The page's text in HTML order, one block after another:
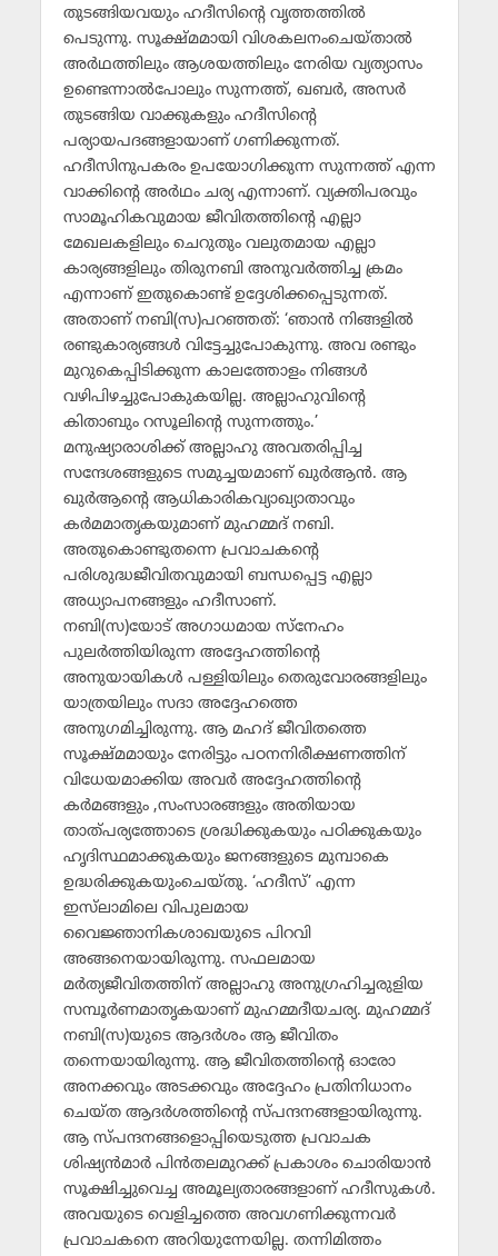
തുടങ്ങിയവയും ഹദീസിന്റെ വൃത്തത്തില്‍
പെടുന്നു. സൂക്ഷ്മമായി വിശകലനംചെയ്താല്‍
അര്‍ഥത്തിലും ആശയത്തിലും നേരിയ വ്യത്യാസം
ഉണ്ടെന്നാല്‍പോലും സുന്നത്ത്, ഖബര്‍, അസര്‍
തുടങ്ങിയ വാക്കുകളും ഹദീസിന്റെ
പര്യായപദങ്ങളായാണ് ഗണിക്കുന്നത്.
ഹദീസിനുപകരം ഉപയോഗിക്കുന്ന സുന്നത്ത് എന്ന
വാക്കിന്റെ അര്‍ഥം ചര്യ എന്നാണ്. വ്യക്തിപരവും
സാമൂഹികവുമായ ജീവിതത്തിന്റെ എല്ലാ
മേഖലകളിലും ചെറുതും വലുതമായ എല്ലാ
കാര്യങ്ങളിലും തിരുനബി അനുവര്‍ത്തിച്ച ക്രമം
എന്നാണ് ഇതുകൊണ്ട് ഉദ്ദേശിക്കപ്പെടുന്നത്.
അതാണ് നബി(സ)പറഞ്ഞത്: ‘ഞാന്‍ നിങ്ങളില്‍
രണ്ടുകാര്യങ്ങള്‍ വിട്ടേച്ചുപോകുന്നു. അവ രണ്ടും
മുറുകെപ്പിടിക്കുന്ന കാലത്തോളം നിങ്ങള്‍
വഴിപിഴച്ചുപോകുകയില്ല. അല്ലാഹുവിന്റെ
കിതാബും റസൂലിന്റെ സുന്നത്തും.’
മനുഷ്യാരാശിക്ക് അല്ലാഹു അവതരിപ്പിച്ച
സന്ദേശങ്ങളുടെ സമുച്ചയമാണ് ഖുര്‍ആന്‍. ആ
ഖുര്‍ആന്റെ ആധികാരികവ്യാഖ്യാതാവും
കര്‍മമാതൃകയുമാണ് മുഹമ്മദ് നബി.
അതുകൊണ്ടുതന്നെ പ്രവാചകന്റെ
പരിശുദ്ധജീവിതവുമായി ബന്ധപ്പെട്ട എല്ലാ
അധ്യാപനങ്ങളും ഹദീസാണ്.
നബി(സ)യോട് അഗാധമായ സ്‌നേഹം
പുലര്‍ത്തിയിരുന്ന അദ്ദേഹത്തിന്റെ
അനുയായികള്‍ പള്ളിയിലും തെരുവോരങ്ങളിലും
യാത്രയിലും സദാ അദ്ദേഹത്തെ
അനുഗമിച്ചിരുന്നു. ആ മഹദ് ജീവിതത്തെ
സൂക്ഷ്മമായും നേരിട്ടും പഠനനിരീക്ഷണത്തിന്
വിധേയമാക്കിയ അവര്‍ അദ്ദേഹത്തിന്റെ
കര്‍മങ്ങളും ,സംസാരങ്ങളും അതിയായ
താത്പര്യത്തോടെ ശ്രദ്ധിക്കുകയും പഠിക്കുകയും
ഹൃദിസ്ഥമാക്കുകയും ജനങ്ങളുടെ മുമ്പാകെ
ഉദ്ധരിക്കുകയുംചെയ്തു. ‘ഹദീസ്’ എന്ന
ഇസ്‌ലാമിലെ വിപുലമായ
വൈജ്ഞാനികശാഖയുടെ പിറവി
അങ്ങനെയായിരുന്നു. സഫലമായ
മര്‍ത്യജീവിതത്തിന് അല്ലാഹു അനുഗ്രഹിച്ചരുളിയ
സമ്പൂര്‍ണമാതൃകയാണ് മുഹമ്മദീയചര്യ. മുഹമ്മദ്
നബി(സ)യുടെ ആദര്‍ശം ആ ജീവിതം
തന്നെയായിരുന്നു. ആ ജീവിതത്തിന്റെ ഓരോ
അനക്കവും അടക്കവും അദ്ദേഹം പ്രതിനിധാനം
ചെയ്ത ആദര്‍ശത്തിന്റെ സ്പന്ദനങ്ങളായിരുന്നു.
ആ സ്പന്ദനങ്ങളൊപ്പിയെടുത്ത പ്രവാചക
ശിഷ്യന്‍മാര്‍ പിന്‍തലമുറക്ക് പ്രകാശം ചൊരിയാന്‍
സൂക്ഷിച്ചുവെച്ച അമൂല്യതാരങ്ങളാണ് ഹദീസുകള്‍.
അവയുടെ വെളിച്ചത്തെ അവഗണിക്കുന്നവര്‍
പ്രവാചകനെ അറിയുന്നേയില്ല. തന്നിമിത്തം